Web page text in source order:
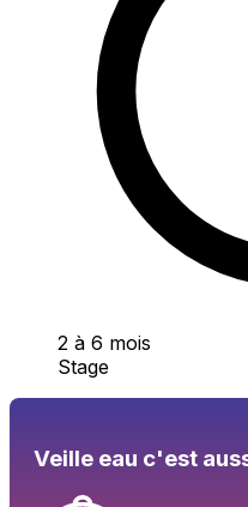
2 à 6 mois
Stage
Veille eau c'est